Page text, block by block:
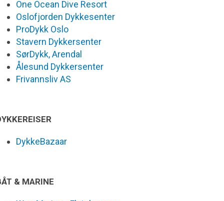
One Ocean Dive Resort
Oslofjorden Dykkesenter
ProDykk Oslo
Stavern Dykkersenter
SørDykk, Arendal
Ålesund Dykkersenter
Frivannsliv AS
DykkeBazaar
& MARINE